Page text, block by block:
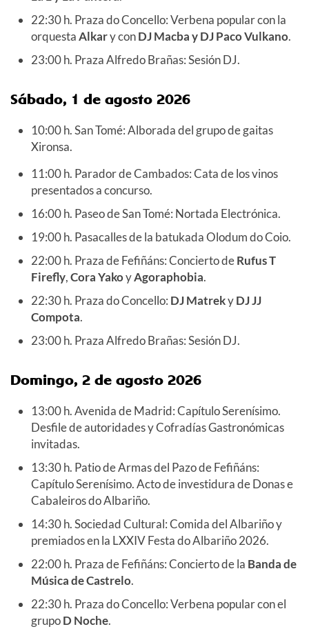
22:30 h. Praza do Concello: Verbena popular con la
orquestaAlkary conDJ Macba y DJ Paco Vulkano.
23:00 h. Praza Alfredo Brañas: Sesión DJ.
Sábado, 1 de agosto 2026
10:00 h. San Tomé: Alborada del grupo de gaitas
Xironsa.
11:00 h. Parador de Cambados: Cata de los vinos
presentados a concurso.
16:00 h. Paseo de San Tomé: Nortada Electrónica.
19:00 h. Pasacalles de la batukada Olodum do Coio.
22:00 h. Praza de Fefiñáns: Concierto deRufus T
Firefly,Cora YakoyAgoraphobia.
22:30 h. Praza do Concello: DJ MatrekyDJ JJ
Compota.
23:00 h. Praza Alfredo Brañas: Sesión DJ.
Domingo, 2 de agosto 2026
13:00 h. Avenida de Madrid: Capítulo Serenísimo.
Desfile de autoridades y Cofradías Gastronómicas
invitadas.
13:30 h. Patio de Armas del Pazo de Fefiñáns:
Capítulo Serenísimo. Acto de investidura de Donas e
Cabaleiros do Albariño.
14:30 h. Sociedad Cultural: Comida del Albariño y
premiados en la LXXIV Festa do Albariño 2026.
22:00 h. Praza de Fefiñáns: Concierto de la Banda de
Música de Castrelo.
22:30 h. Praza do Concello: Verbena popular con el
grupoD Noche.